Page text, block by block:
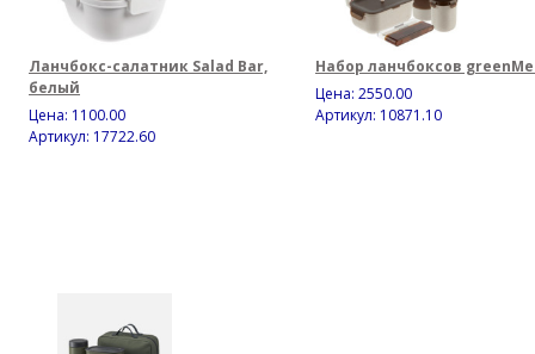
Ланчбокс-салатник Salad Bar,
белый
Цена: 1100.00
Артикул: 17722.60
Набор ланчбоксов
Цена: 2550.00
Артикул: 10871.10